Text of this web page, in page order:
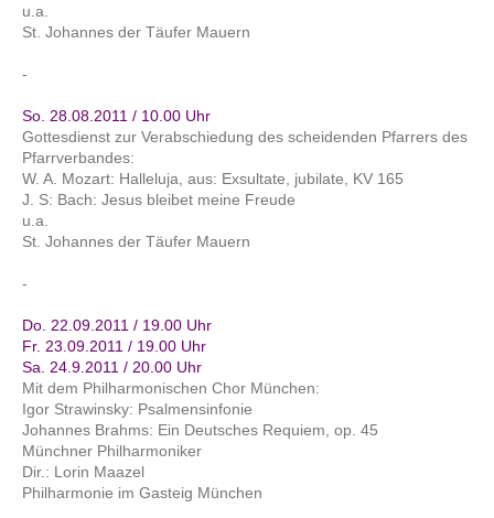
u.a.
St. Johannes der Täufer Mauern
-
So. 28.08.2011 / 10.00 Uhr
Gottesdienst zur Verabschiedung des scheidenden Pfarrers des
Pfarrverbandes:
W. A. Mozart: Halleluja, aus: Exsultate, jubilate, KV 165
J. S: Bach: Jesus bleibet meine Freude
u.a.
St. Johannes der Täufer Mauern
-
Do. 22.09.2011 / 19.00 Uhr
Fr. 23.09.2011 / 19.00 Uhr
Sa. 24.9.2011 / 20.00 Uhr
Mit dem Philharmonischen Chor München:
Igor Strawinsky: Psalmensinfonie
Johannes Brahms: Ein Deutsches Requiem, op. 45
Münchner Philharmoniker
Dir.: Lorin Maazel
Philharmonie im Gasteig München